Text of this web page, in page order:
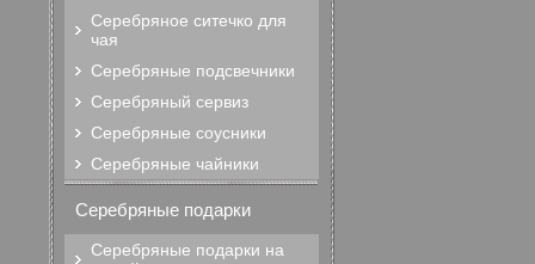
Серебряное ситечко для
чая
Серебряные подсвечники
Серебряный сервиз
Серебряные соусники
Серебряные чайники
Серебряные подарки
Серебряные подарки на